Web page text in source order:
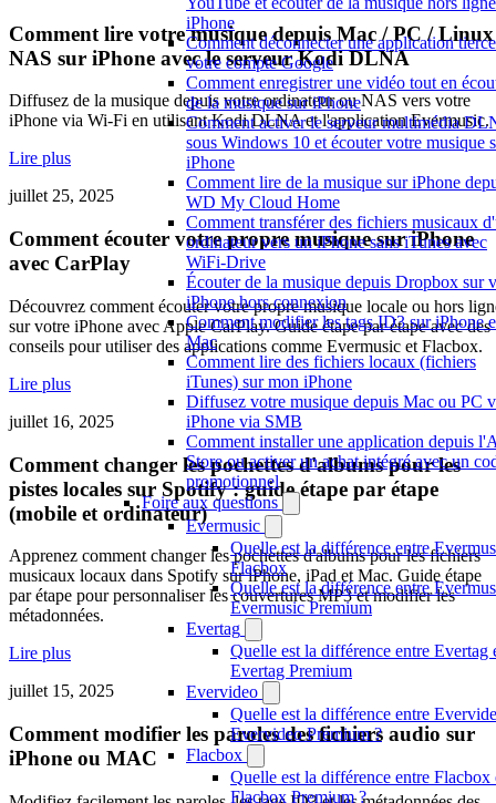
iPhone
Comment déconnecter une application
votre compte Google
Comment enregistrer une vidéo tout en
de la musique sur iPhone
Comment activer le serveur multimédia
sous Windows 10 et écouter votre musique
iPhone
Comment lire de la musique sur iPhone
WD My Cloud Home
Comment transférer des fichiers musicaux
ordinateur vers un iPhone sans iTunes avec
WiFi-Drive
Écouter de la musique depuis Dropbox sur
iPhone hors connexion
Comment modifier les tags ID3 sur iPhone
Mac
Comment lire des fichiers locaux (fichiers
iTunes) sur mon iPhone
Diffusez votre musique depuis Mac ou PC
iPhone via SMB
Comment installer une application depuis
Store ou activer un achat intégré avec un
promotionnel
Foire aux questions
Evermusic
Quelle est la différence entre
Flacbox
Quelle est la différence entre
Evermusic Premium
Evertag
Quelle est la différence entre Evertag
Evertag Premium
Evervideo
Quelle est la différence entre
Evervideo Premium ?
Flacbox
Quelle est la différence entre Flacbox
Flacbox Premium ?
Comment lire votre musique depuis Mac / PC /
NAS sur iPhone avec le serveur Kodi DLNA
Diffusez de la musique depuis votre ordinateur ou NAS vers votre
iPhone via Wi-Fi en utilisant Kodi DLNA et l'application Evermusic.
Lire plus
juillet 25, 2025
Comment écouter votre propre musique sur iPhone
avec CarPlay
Découvrez comment écouter votre propre musique locale ou hors
sur votre iPhone avec Apple CarPlay. Guide étape par étape avec des
conseils pour utiliser des applications comme Evermusic et Flacbox.
Lire plus
juillet 16, 2025
Comment changer les pochettes d'albums pour les
pistes locales sur Spotify : guide étape par étape
(mobile et ordinateur)
Apprenez comment changer les pochettes d'albums pour les fichiers
musicaux locaux dans Spotify sur iPhone, iPad et Mac. Guide étape
par étape pour personnaliser les couvertures MP3 et modifier les
métadonnées.
Lire plus
juillet 15, 2025
Comment modifier les paroles des fichiers audio sur
iPhone ou MAC